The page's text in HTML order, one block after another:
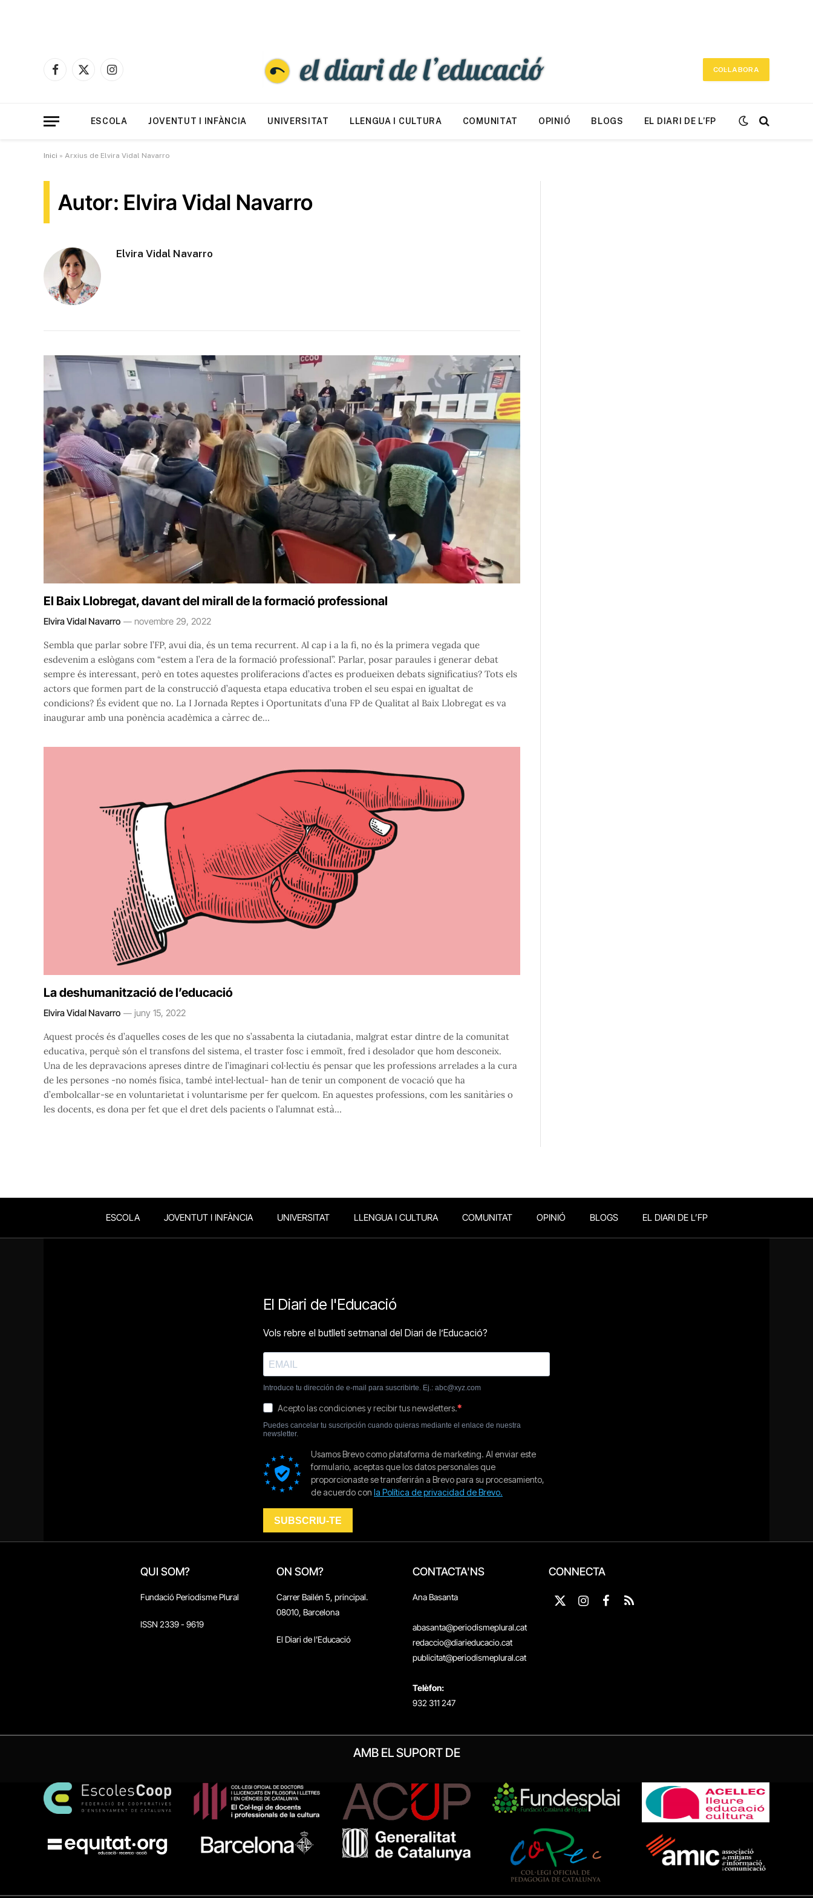
Facebook
X
Instagram
COL·LABORA
ESCOLA JOVENTUT I INFÀNCIA UNIVERSITAT LLENGUA I CULTURA COMUNITAT OPINIÓ BLOGS EL DIARI DE L’FP
Inici » Arxius de Elvira Vidal Navarro
Autor: Elvira Vidal Navarro
Elvira Vidal Navarro
El Baix Llobregat, davant del mirall de la formació professional
Elvira Vidal Navarro novembre 29, 2022
Sembla que parlar sobre l’FP, avui dia, és un tema recurrent. Al cap i a la fi, no és la primera vegada que
esdevenim a eslògans com “estem a l’era de la formació professional”. Parlar, posar paraules i generar debat
sempre és interessant, però en totes aquestes proliferacions d’actes es produeixen debats significatius? Tots els
actors que formen part de la construcció d’aquesta etapa educativa troben el seu espai en igualtat de
condicions? És evident que no. La I Jornada Reptes i Oportunitats d’una FP de Qualitat al Baix Llobregat es va
inaugurar amb una ponència acadèmica a càrrec de…
La deshumanització de l’educació
Elvira Vidal Navarro juny 15, 2022
Aquest procés és d’aquelles coses de les que no s’assabenta la ciutadania, malgrat estar dintre de la comunitat
educativa, perquè són el transfons del sistema, el traster fosc i emmoït, fred i desolador que hom desconeix.
Una de les depravacions apreses dintre de l’imaginari col·lectiu és pensar que les professions arrelades a la cura
de les persones -no només física, també intel·lectual- han de tenir un component de vocació que ha
d’embolcallar-se en voluntarietat i voluntarisme per fer quelcom. En aquestes professions, com les sanitàries o
les docents, es dona per fet que el dret dels pacients o l’alumnat està…
ESCOLA JOVENTUT I INFÀNCIA UNIVERSITAT LLENGUA I CULTURA COMUNITAT OPINIÓ BLOGS EL DIARI DE L’FP
QUI SOM?
Fundació Periodisme Plural
ISSN 2339 - 9619
ON SOM?
Carrer Bailén 5, principal.
08010, Barcelona
El Diari de l'Educació
CONTACTA'NS
Ana Basanta
abasanta@periodismeplural.cat
redaccio@diarieducacio.cat
publicitat@periodismeplural.cat
Telèfon:
932 311 247
CONNECTA
X
Instagram
Facebook
RSS
AMB EL SUPORT DE